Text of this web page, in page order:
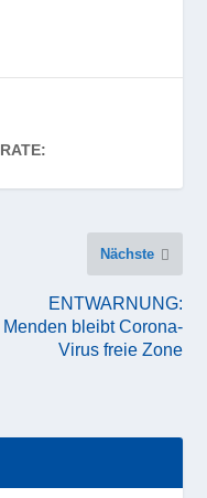
RATE:
Nächste
ENTWARNUNG:
Menden bleibt Corona-
Virus freie Zone